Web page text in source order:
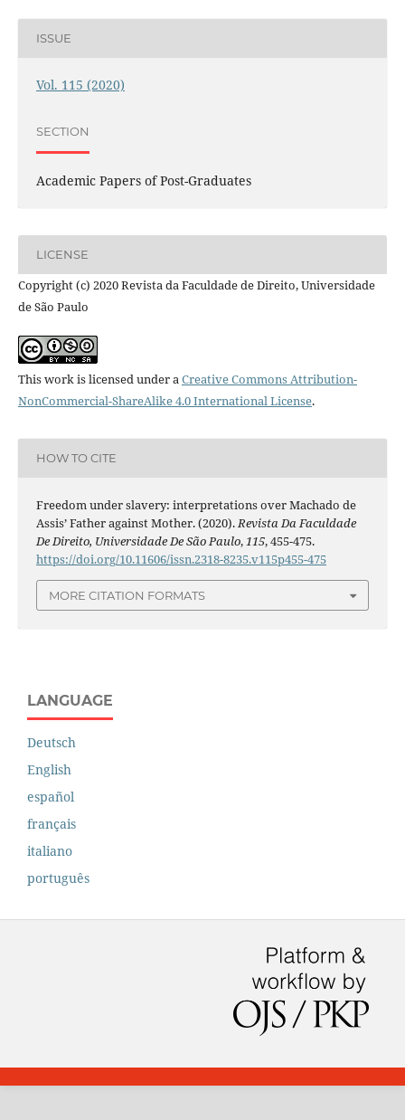
ISSUE
Vol. 115 (2020)
SECTION
Academic Papers of Post-Graduates
LICENSE
Copyright (c) 2020 Revista da Faculdade de Direito, Universidade
de São Paulo
This work is licensed under aCreative Commons Attribution-
NonCommercial-ShareAlike 4.0 International License.
HOW TO CITE
Freedom under slavery: interpretations over Machado de
Assis’ Father against Mother. (2020).Revista Da Faculdade
De Direito, Universidade De São Paulo,115, 455-475.
https://doi.org/10.11606/issn.2318-8235.v115p455-475
MORE CITATION FORMATS
LANGUAGE
Deutsch
English
español
français
italiano
português